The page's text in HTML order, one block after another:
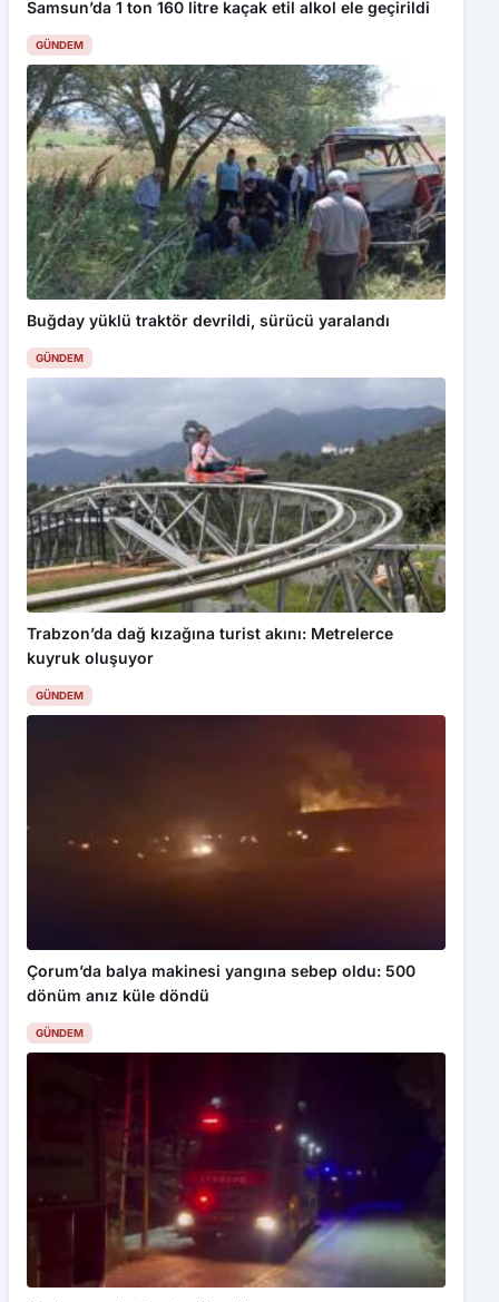
Buğday yüklü traktör devrildi, sürücü yaralandı
GÜNDEM
Trabzon’da dağ kızağına turist akını: Metrelerce
kuyruk oluşuyor
GÜNDEM
GÜNDEM
Konteyner alevlere teslim oldu
GÜNDEM